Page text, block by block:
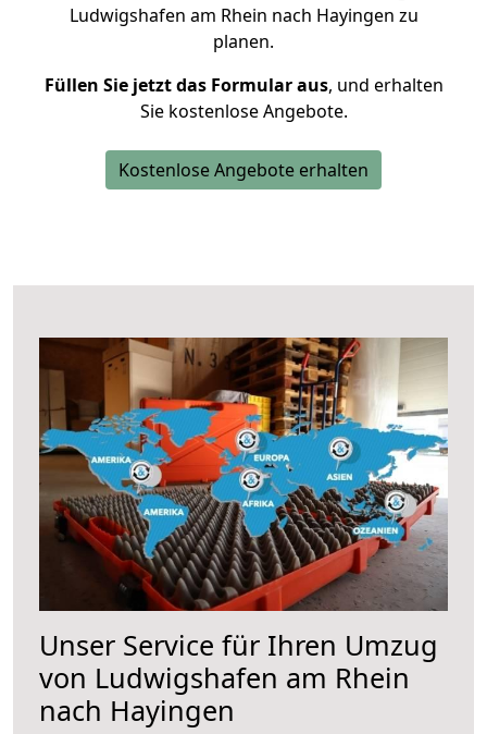
Ludwigshafen am Rhein nach Hayingen zu
planen.
Füllen Sie jetzt das Formular aus, und erhalten
Sie kostenlose Angebote.
Kostenlose Angebote erhalten
Unser Service für Ihren Umzug
von Ludwigshafen am Rhein
nach Hayingen